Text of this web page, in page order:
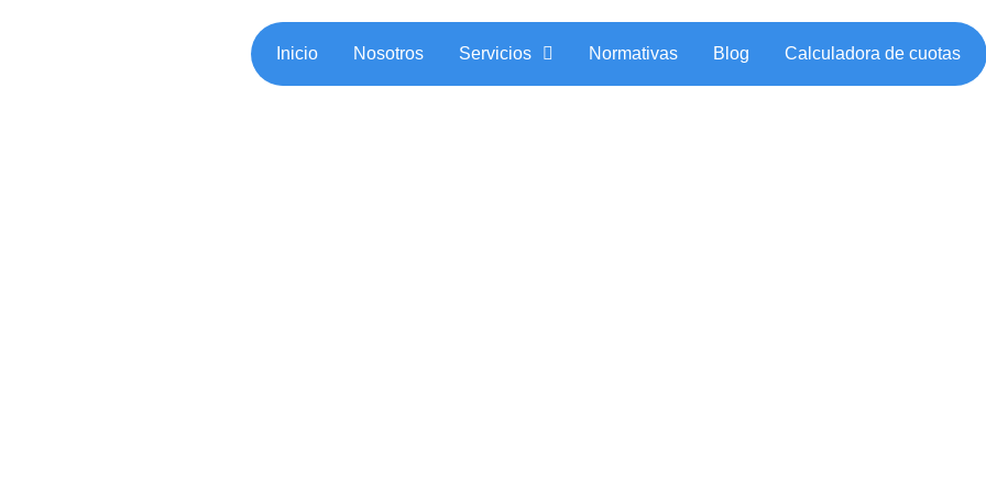
Inicio Nosotros Servicios Normativas Blog Calculadora de cuotas